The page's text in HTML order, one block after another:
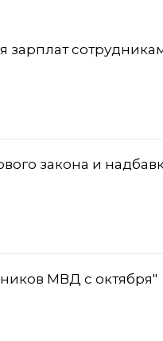
зарплат
закона и
МВД с октября"